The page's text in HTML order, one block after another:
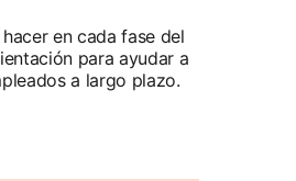
en cada fase del
para ayudar a
a largo plazo.